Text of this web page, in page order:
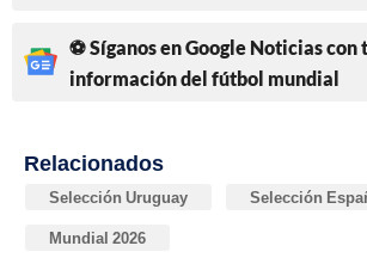
⚽ Síganos en Google Noticias con
información del fútbol mundial
Relacionados
Selección Uruguay Selección
Mundial 2026